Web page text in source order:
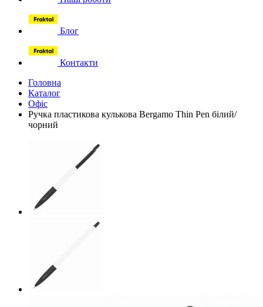
Блог
Контакти
Головна
Каталог
Офіс
Ручка пластикова кулькова Bergamo Thin Pen білий/
чорний